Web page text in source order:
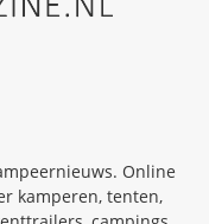
Online
kamperen, tenten,